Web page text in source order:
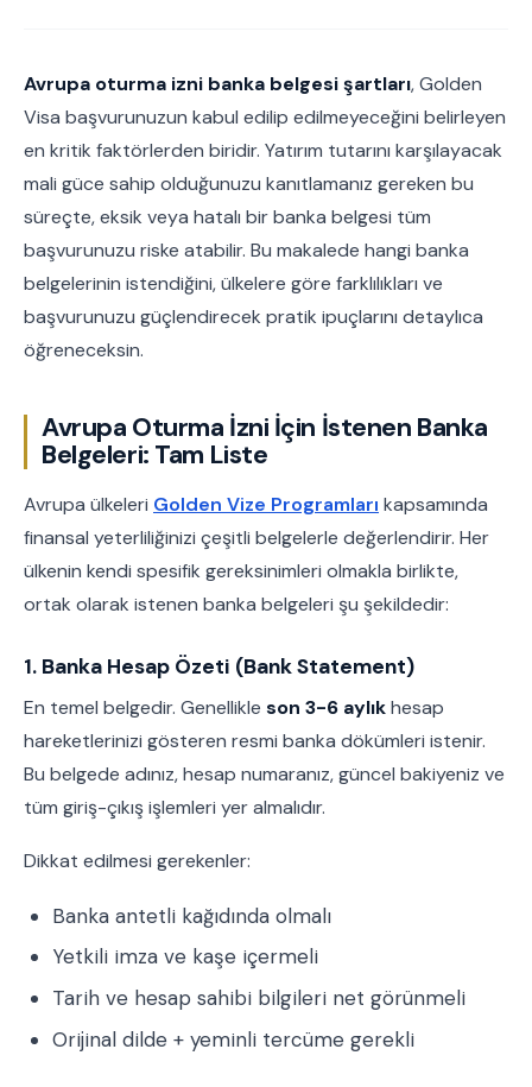
Avrupa oturma izni banka belgesi şartları, Golden
Visa başvurunuzun kabul edilip edilmeyeceğini belirleyen
en kritik faktörlerden biridir. Yatırım tutarını karşılayacak
mali güce sahip olduğunuzu kanıtlamanız gereken bu
süreçte, eksik veya hatalı bir banka belgesi tüm
başvurunuzu riske atabilir. Bu makalede hangi banka
belgelerinin istendiğini, ülkelere göre farklılıkları ve
başvurunuzu güçlendirecek pratik ipuçlarını detaylıca
öğreneceksin.
Avrupa Oturma İzni İçin İstenen Banka
Belgeleri: Tam Liste
Avrupa ülkeleri Golden Vize Programları kapsamında
finansal yeterliliğinizi çeşitli belgelerle değerlendirir. Her
ülkenin kendi spesifik gereksinimleri olmakla birlikte,
ortak olarak istenen banka belgeleri şu şekildedir:
1. Banka Hesap Özeti (Bank Statement)
En temel belgedir. Genellikle son 3-6 aylıkhesap
hareketlerinizi gösteren resmi banka dökümleri istenir.
Bu belgede adınız, hesap numaranız, güncel bakiyeniz ve
tüm giriş-çıkış işlemleri yer almalıdır.
Dikkat edilmesi gerekenler:
Banka antetli kağıdında olmalı
Yetkili imza ve kaşe içermeli
Tarih ve hesap sahibi bilgileri net görünmeli
Orijinal dilde + yeminli tercüme gerekli